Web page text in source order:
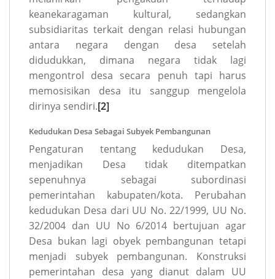
keanekaragaman kultural, sedangkan
subsidiaritas terkait dengan relasi hubungan
antara negara dengan desa setelah
didudukkan, dimana negara tidak lagi
mengontrol desa secara penuh tapi harus
memosisikan desa itu sanggup mengelola
dirinya sendiri.[2]
Kedudukan Desa Sebagai Subyek Pembangunan
Pengaturan tentang kedudukan Desa,
menjadikan Desa tidak ditempatkan
sepenuhnya sebagai subordinasi
pemerintahan kabupaten/kota. Perubahan
kedudukan Desa dari UU No. 22/1999, UU No.
32/2004 dan UU No 6/2014 bertujuan agar
Desa bukan lagi obyek pembangunan tetapi
menjadi subyek pembangunan. Konstruksi
pemerintahan desa yang dianut dalam UU